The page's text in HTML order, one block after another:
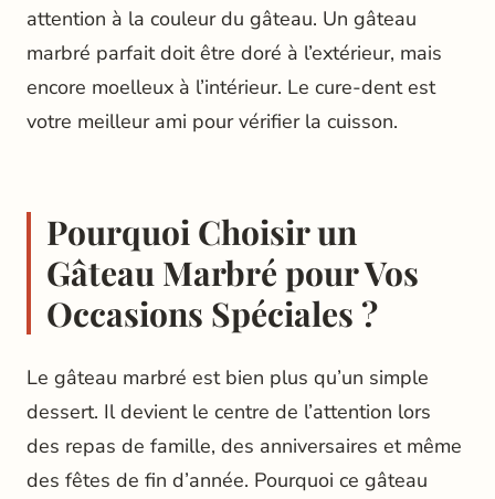
attention à la couleur du gâteau. Un gâteau
marbré parfait doit être doré à l’extérieur, mais
encore moelleux à l’intérieur. Le cure-dent est
votre meilleur ami pour vérifier la cuisson.
Pourquoi Choisir un
Gâteau Marbré pour Vos
Occasions Spéciales ?
Le gâteau marbré est bien plus qu’un simple
dessert. Il devient le centre de l’attention lors
des repas de famille, des anniversaires et même
des fêtes de fin d’année. Pourquoi ce gâteau